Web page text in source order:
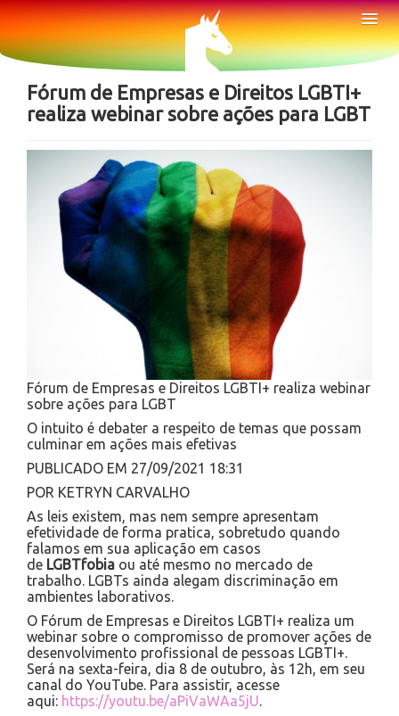
Sobre
Notícias
Fórum de Empresas e Direitos LGBTI+
realiza webinar sobre ações para LGBT
Fórum de Empresas e Direitos LGBTI+ realiza webinar
sobre ações para LGBT
O intuito é debater a respeito de temas que possam
culminar em ações mais efetivas
PUBLICADO EM 27/09/2021 18:31
POR KETRYN CARVALHO
As leis existem, mas nem sempre apresentam
efetividade de forma pratica, sobretudo quando
falamos em sua aplicação em casos
de LGBTfobia ou até mesmo no mercado de
trabalho. LGBTs ainda alegam discriminação em
ambientes laborativos.
O Fórum de Empresas e Direitos LGBTI+ realiza um
webinar sobre o compromisso de promover ações de
desenvolvimento profissional de pessoas LGBTI+.
Será na sexta-feira, dia 8 de outubro, às 12h, em seu
canal do YouTube. Para assistir, acesse
aqui: https://youtu.be/aPiVaWAa5jU.